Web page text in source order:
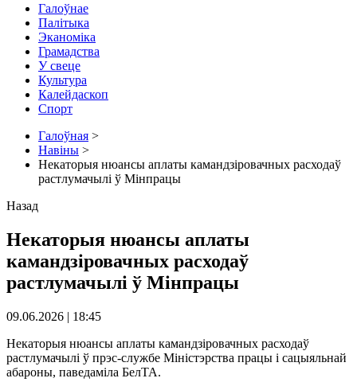
Галоўнае
Палітыка
Эканоміка
Грамадства
У свеце
Культура
Калейдаскоп
Спорт
Галоўная >
Навіны >
Некаторыя нюансы аплаты камандзіровачных расходаў
растлумачылі ў Мінпрацы
Назад
Некаторыя нюансы аплаты
камандзіровачных расходаў
растлумачылі ў Мінпрацы
09.06.2026 | 18:45
Некаторыя нюансы аплаты камандзіровачных расходаў
растлумачылі ў прэс-службе Міністэрства працы і сацыяльнай
абароны, паведаміла БелТА.